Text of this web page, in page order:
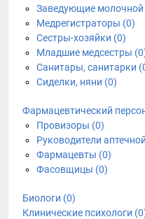
Заведующие молочной
Медрегистраторы (0)
Сестры-хозяйки (0)
Младшие медсестры
Санитары, санитарки
Сиделки, няни (0)
Фармацевтический
Провизоры (0)
Руководители
Фармацевты (0)
Фасовщицы (0)
Биологи (0)
Клинические психологи